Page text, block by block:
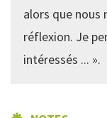
alors que nous
réflexion. Je
intéressés ... ».